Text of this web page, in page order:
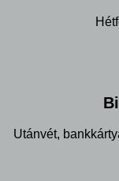
Utánvét,